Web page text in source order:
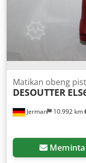
Jerman 10.992 km
Matikan obeng
DESOUTTER
Meminta